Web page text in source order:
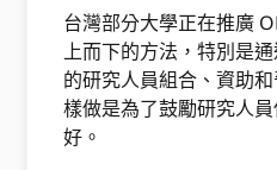
台灣部分大學正在推廣
上而下的方法，特別是
的研究人員組合、資助
樣做是為了鼓勵研究人
好。